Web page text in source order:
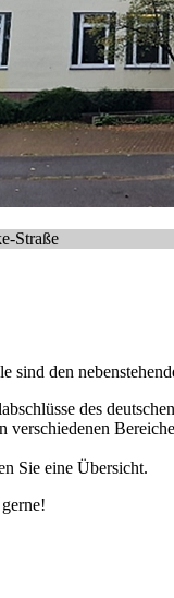
Straße
sind den
des
Sie eine Übersicht.